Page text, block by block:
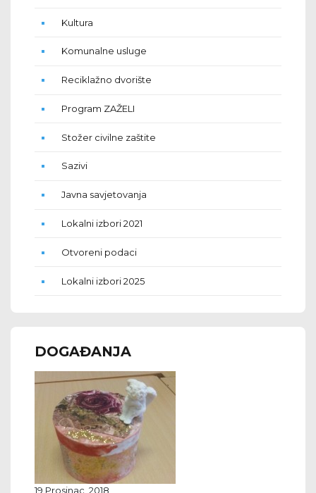
Kultura
Komunalne usluge
Reciklažno dvorište
Program ZAŽELI
Stožer civilne zaštite
Sazivi
Javna savjetovanja
Lokalni izbori 2021
Otvoreni podaci
Lokalni izbori 2025
DOGAĐANJA
19 Prosinac, 2018